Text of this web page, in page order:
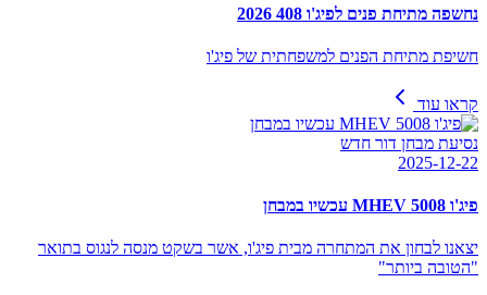
נחשפה מתיחת פנים לפיג'ו 408 2026
חשיפת מתיחת הפנים למשפחתית של פיג'ו
קראו עוד
נסיעת מבחן דור חדש
2025-12-22
פיג'ו 5008 MHEV עכשיו במבחן
יצאנו לבחון את המתחרה מבית פיג'ו, אשר בשקט מנסה לנגוס בתואר
"הטובה ביותר"